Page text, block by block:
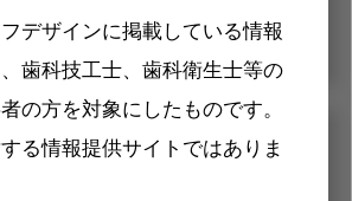
デザインに掲載している情報
歯科技工士、歯科衛生士等の
の方を対象にしたものです。
る情報提供サイトではありま
メリット